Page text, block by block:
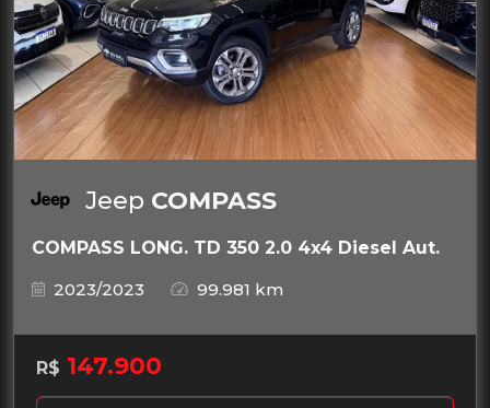
Jeep COMPASS
COMPASS LONG. TD 350 2.0 4x4 Diesel Aut.
2023/2023
99.981 km
R$ 147.900